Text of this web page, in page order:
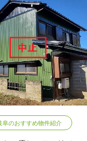
阜のおすすめ物件紹介